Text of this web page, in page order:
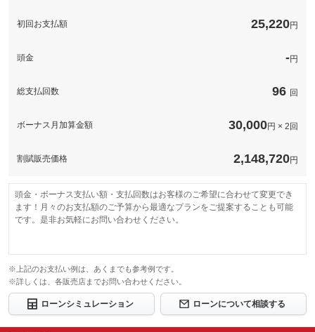
このパックの見積もり依頼（無料）
初回お支払額 25,220円
頭金 -円
総支払回数 96 回
ボーナス月加算金額 30,000円 × 2回
割賦販売価格 2,148,720円
頭金・ボーナス支払い額・支払回数はお客様のご希望に合わせて変更でき
ます！月々のお支払額のご予算から最適なプランをご提案することも可能
です。是非お気軽にお問い合わせください。
※上記のお支払い例は、あくまでも参考例です。
※詳しくは、各販売店までお問い合わせください。
ローンシミュレーション ローンについて相談する